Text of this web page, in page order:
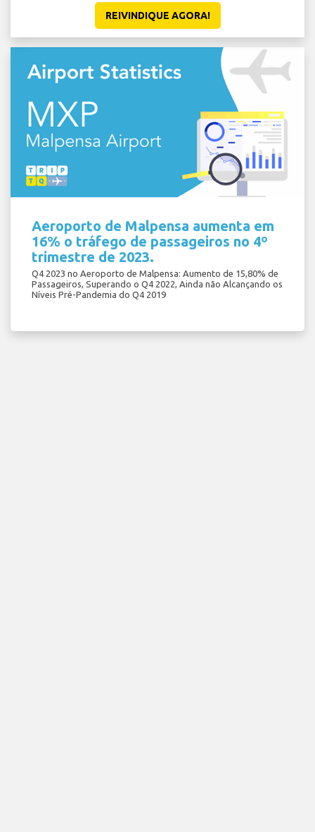
REIVINDIQUE AGORA!
Aeroporto de Malpensa aumenta em
16% o tráfego de passageiros no 4º
trimestre de 2023.
Q4 2023 no Aeroporto de Malpensa: Aumento de 15,80% de
Passageiros, Superando o Q4 2022, Ainda não Alcançando os
Níveis Pré-Pandemia do Q4 2019